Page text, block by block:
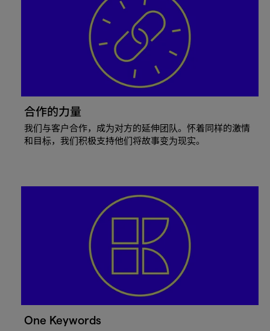
合作的力量
我们与客户合作，成为对方的延伸团队。怀着同样的激情
和目标，我们积极支持他们将故事变为现实。
One Keywords